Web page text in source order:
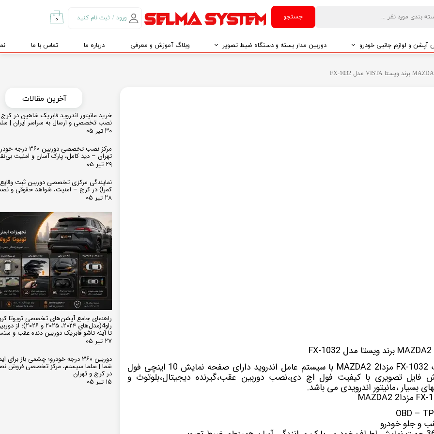
جستجو ورود / ثبت نام کنید
تغییر گذر واژه
۰
و لوازم جانبی خودرو دوربین مدار بسته و دستگاه ضبط تصویر وبلاگ آموزش و معرفی درباره ما تماس با ما
FX-1032 مزدا2 MAZDA2 با سیستم عامل اندروید دارای صفحه نمایش 10 اینچی فول
فایل تصویری با کیفیت فول اچ دی،نصب دوربین عقب،گیرنده دیجیتال،بلوتوث و
بسیار ،مانیتور اندرویدی می باشد.
و جلو خودرو
خرید مانیتور اندروید فابریک شاهین در
نصب تخصصی و ارسال به سراسر ایران |
۳۰ تیر ۰۵
مرکز نصب تخصصی
تهران – دید کامل، پارک آسان و امنیت
۲۹ تیر ۰۵
نمایندگی مرکزی تخصصی دوربین ثبت
کمرا) در کرج – امنیت، شواهد حقوقی و
۲۸ تیر ۰۵
راهنمای جامع آپشن‌های تخصصی تویوتا
تا آینه تاشو فابریک دوربین دنده عقب و
۲۷ تیر ۰۵
دوربین ۳۶۰ درجه خودرو؛ چشمی باز
شما | سلما سیستم، مرکز تخصصی فروش
در کرج و تهران
۱۵ تیر ۰۵
​​آخرین مقالات